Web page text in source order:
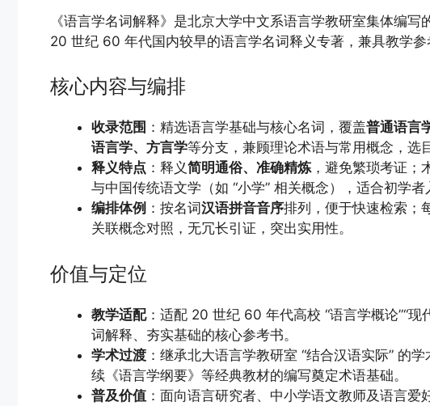
《语言学名词解释》是北京大学中文系语言学教研室集体编写
20 世纪 60 年代国内较早的语言学名词释义专著，兼具教学参
核心内容与编排
收录范围 ：精选语言学基础与核心名词，覆盖普通语言
语言学、方言学等分支，兼顾理论术语与常用概念，选
释义特点 ：释义简明通俗、准确精炼，避免繁琐考证；
与中国传统语文学（如 “小学” 相关概念），适合初学者
编排体例 ：按名词汉语拼音音序排列，便于快速检索；
关联概念对照，无冗长引证，突出实用性。
价值与定位
教学适配：适配 20 世纪 60 年代高校 “语言学概论”“
词解释、夯实基础的核心参考书。
学术过渡 ：继承北大语言学教研室 “结合汉语实际” 的
续《语言学纲要》等经典教材的编写奠定术语基础。
普及价值 ：面向语言研究者、中小学语文教师及语言